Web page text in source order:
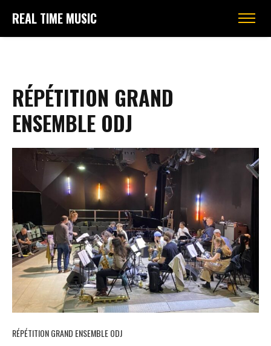
REAL TIME MUSIC
RÉPÉTITION GRAND
ENSEMBLE ODJ
RÉPÉTITION GRAND ENSEMBLE ODJ